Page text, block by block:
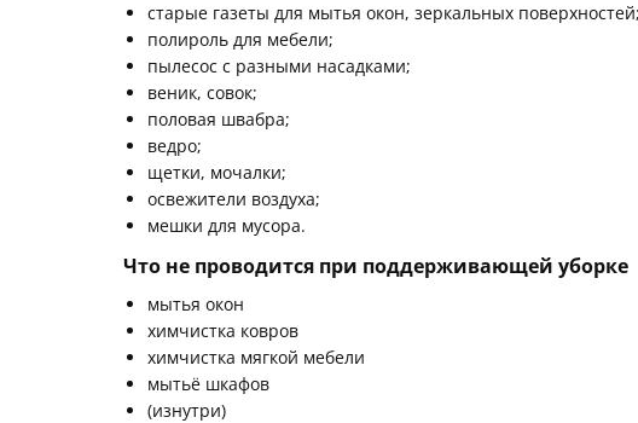
старые газеты для мытья окон, зеркальных поверхностей;
полироль для мебели;
пылесос с разными насадками;
веник, совок;
половая швабра;
ведро;
щетки, мочалки;
освежители воздуха;
мешки для мусора.
Что не проводится при поддерживающей уборке
мытья окон
химчистка ковров
химчистка мягкой мебели
мытьё шкафов
(изнутри)